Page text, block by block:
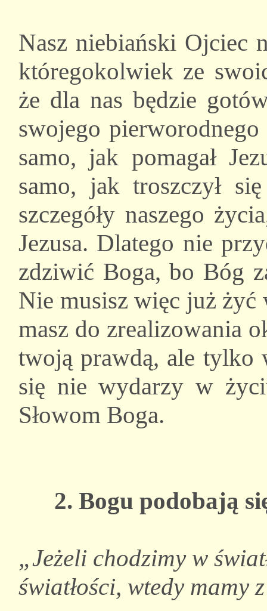
Nasz niebiański Ojciec
któregokolwiek ze
że dla nas będzie
swojego pierworodnego
samo, jak pomagał
samo, jak troszczył
szczegóły naszego
Jezusa. Dlatego nie
zdziwić Boga, bo Bóg
Nie musisz więc już żyć
masz do zrealizowania
twoją prawdą, ale tylko
się nie wydarzy w
Słowom Boga.
2. Bogu podobają
„Jeżeli chodzimy w
światłości, wtedy mamy